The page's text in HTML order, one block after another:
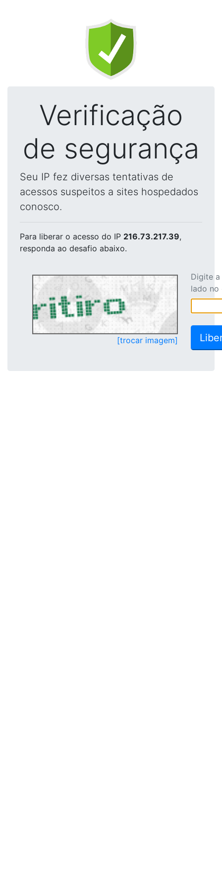
Verificação
de segurança
Seu IP fez diversas tentativas de
acessos suspeitos a sites hospedados
conosco.
Para liberar o acesso do IP 216.73.217.39,
responda ao desafio abaixo.
[trocar imagem]
Digite
lado no